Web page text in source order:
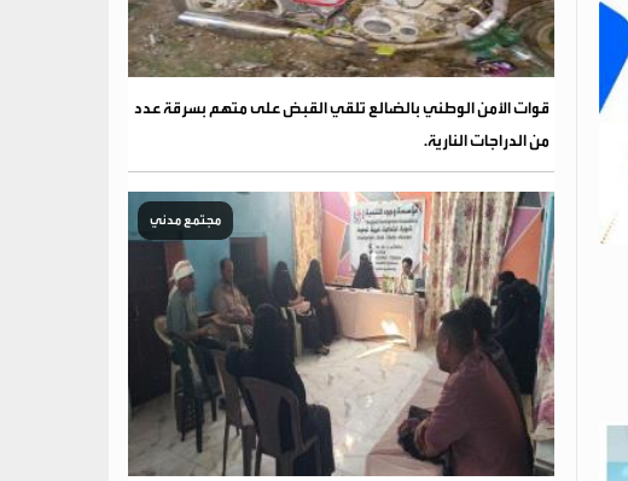
قوات الأمن الوطني بالضالع تلقي القبض على متهم بسرقة عدد
من الدراجات النارية.
مجتمع مدني